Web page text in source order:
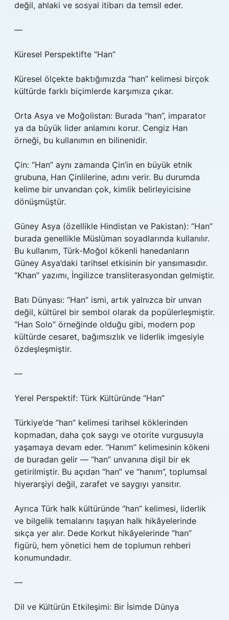
değil, ahlaki ve sosyal itibarı da temsil eder.
—
Küresel Perspektifte “Han”
Küresel ölçekte baktığımızda “han” kelimesi birçok
kültürde farklı biçimlerde karşımıza çıkar.
Orta Asya ve Moğolistan: Burada “han”, imparator
ya da büyük lider anlamını korur. Cengiz Han
örneği, bu kullanımın en bilinenidir.
Çin: “Han” aynı zamanda Çin’in en büyük etnik
grubuna, Han Çinlilerine, adını verir. Bu durumda
kelime bir unvandan çok, kimlik belirleyicisine
dönüşmüştür.
Güney Asya (özellikle Hindistan ve Pakistan): “Han”
burada genellikle Müslüman soyadlarında kullanılır.
Bu kullanım, Türk-Moğol kökenli hanedanların
Güney Asya’daki tarihsel etkisinin bir yansımasıdır.
“Khan” yazımı, İngilizce transliterasyondan gelmiştir.
Batı Dünyası: “Han” ismi, artık yalnızca bir unvan
değil, kültürel bir sembol olarak da popülerleşmiştir.
“Han Solo” örneğinde olduğu gibi, modern pop
kültürde cesaret, bağımsızlık ve liderlik imgesiyle
özdeşleşmiştir.
—
Yerel Perspektif: Türk Kültüründe “Han”
Türkiye’de “han” kelimesi tarihsel köklerinden
kopmadan, daha çok saygı ve otorite vurgusuyla
yaşamaya devam eder. “Hanım” kelimesinin kökeni
de buradan gelir — “han” unvanına dişil bir ek
getirilmiştir. Bu açıdan “han” ve “hanım”, toplumsal
hiyerarşiyi değil, zarafet ve saygıyı yansıtır.
Ayrıca Türk halk kültüründe “han” kelimesi, liderlik
ve bilgelik temalarını taşıyan halk hikâyelerinde
sıkça yer alır. Dede Korkut hikâyelerinde “han”
figürü, hem yönetici hem de toplumun rehberi
konumundadır.
—
Dil ve Kültürün Etkileşimi: Bir İsimde Dünya